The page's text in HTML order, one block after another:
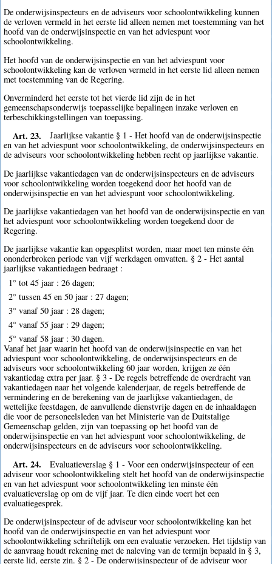
De onderwijsinspecteurs en de adviseurs voor schoolontwikkeling kunnen
de verloven vermeld in het eerste lid alleen nemen met toestemming van het
hoofd van de onderwijsinspectie en van het adviespunt voor
schoolontwikkeling.
Het hoofd van de onderwijsinspectie en van het adviespunt voor
schoolontwikkeling kan de verloven vermeld in het eerste lid alleen nemen
met toestemming van de Regering.
Onverminderd het eerste tot het vierde lid zijn de in het
gemeenschapsonderwijs toepasselijke bepalingen inzake verloven en
terbeschikkingstellingen van toepassing.
Art. 23.
Jaarlijkse vakantie § 1 - Het hoofd van de onderwijsinspectie
en van het adviespunt voor schoolontwikkeling, de onderwijsinspecteurs en
de adviseurs voor schoolontwikkeling hebben recht op jaarlijkse vakantie.
De jaarlijkse vakantiedagen van de onderwijsinspecteurs en de adviseurs
voor schoolontwikkeling worden toegekend door het hoofd van de
onderwijsinspectie en van het adviespunt voor schoolontwikkeling.
De jaarlijkse vakantiedagen van het hoofd van de onderwijsinspectie en van
het adviespunt voor schoolontwikkeling worden toegekend door de
Regering.
De jaarlijkse vakantie kan opgesplitst worden, maar moet ten minste één
ononderbroken periode van vijf werkdagen omvatten. § 2 - Het aantal
jaarlijkse vakantiedagen bedraagt :
1° tot 45 jaar : 26 dagen;
2° tussen 45 en 50 jaar : 27 dagen;
3° vanaf 50 jaar : 28 dagen;
4° vanaf 55 jaar : 29 dagen;
5° vanaf 58 jaar : 30 dagen.
Vanaf het jaar waarin het hoofd van de onderwijsinspectie en van het
adviespunt voor schoolontwikkeling, de onderwijsinspecteurs en de
adviseurs voor schoolontwikkeling 60 jaar worden, krijgen ze één
vakantiedag extra per jaar. § 3 - De regels betreffende de overdracht van
vakantiedagen naar het volgende kalenderjaar, de regels betreffende de
vermindering en de berekening van de jaarlijkse vakantiedagen, de
wettelijke feestdagen, de aanvullende dienstvrije dagen en de inhaaldagen
die voor de personeelsleden van het Ministerie van de Duitstalige
Gemeenschap gelden, zijn van toepassing op het hoofd van de
onderwijsinspectie en van het adviespunt voor schoolontwikkeling, de
onderwijsinspecteurs en de adviseurs voor schoolontwikkeling.
Art. 24.
Evaluatieverslag § 1 - Voor een onderwijsinspecteur of een
adviseur voor schoolontwikkeling stelt het hoofd van de onderwijsinspectie
en van het adviespunt voor schoolontwikkeling ten minste één
evaluatieverslag op om de vijf jaar. Te dien einde voert het een
evaluatiegesprek.
De onderwijsinspecteur of de adviseur voor schoolontwikkeling kan het
hoofd van de onderwijsinspectie en van het adviespunt voor
schoolontwikkeling schriftelijk om een evaluatie verzoeken. Het tijdstip van
de aanvraag houdt rekening met de naleving van de termijn bepaald in § 3,
eerste lid, eerste zin. § 2 - De onderwijsinspecteur of de adviseur voor